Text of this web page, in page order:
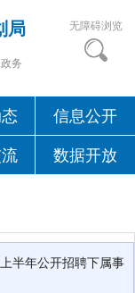
局
务
无障碍浏览
信息公开
数据开放
半年公开招聘下属事